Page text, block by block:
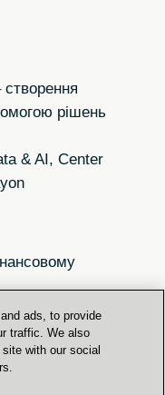
рішень
& AI, Center
Crayon
ads, to provide
traffic. We also
with our social